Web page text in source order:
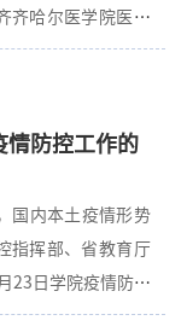
员、志愿者以及后
开展
，并组织全员考核
、突出重点、达到
齐哈尔医学院医院
对附属医疗机构报
广项目3项、II类推
前向学院医院管
目公示名单.doc齐
情防控工作的
指挥部、省教育厅
23日学院疫情防控
严从紧做好暑假期